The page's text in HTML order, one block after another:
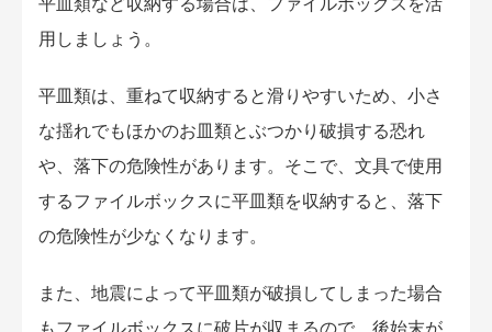
用しましょう。
平皿類は、重ねて収納すると滑りやすいため、小さ
な揺れでもほかのお皿類とぶつかり破損する恐れ
や、落下の危険性があります。そこで、文具で使用
するファイルボックスに平皿類を収納すると、落下
の危険性が少なくなります。
また、地震によって平皿類が破損してしまった場合